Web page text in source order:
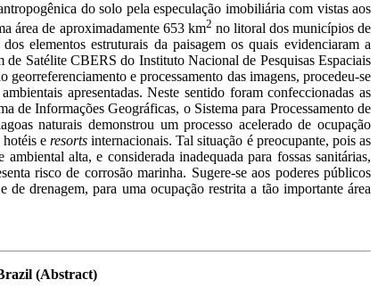
do solo pela especulação imobiliária com vistas aos
área de aproximadamente 653 km2 no litoral dos municípios de
elementos estruturais da paisagem os quais evidenciaram a
Satélite CBERS do Instituto Nacional de Pesquisas Espaciais
e processamento das imagens, procedeu-se
apresentadas. Neste sentido foram confeccionadas as
Informações Geográficas, o Sistema para Processamento de
naturais demonstrou um processo acelerado de ocupação
hotéis eresorts internacionais. Tal situação é preocupante, pois as
alta, e considerada inadequada para fossas sanitárias,
risco de corrosão marinha. Sugere-se aos poderes públicos
drenagem, para uma ocupação restrita a tão importante área
(Abstract)